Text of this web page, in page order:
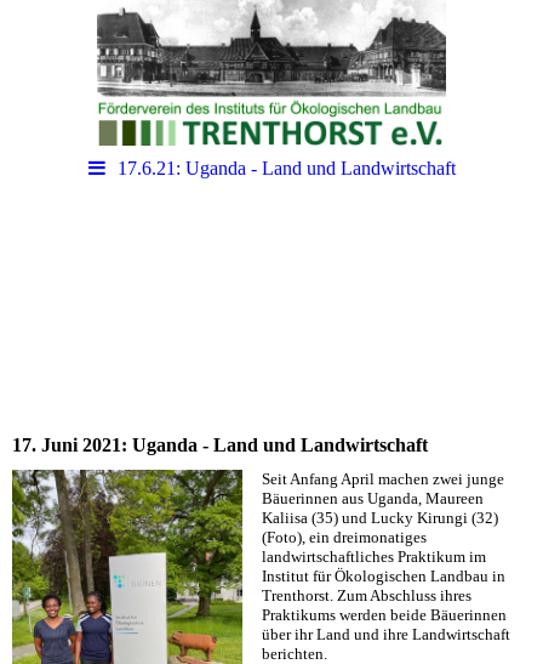
17.6.21: Uganda - Land und Landwirtschaft
17. Juni 2021: Uganda - Land und Landwirtschaft
Seit Anfang April machen zwei junge
Bäuerinnen aus Uganda, Maureen
Kaliisa (35) und Lucky Kirungi (32)
(Foto), ein dreimonatiges
landwirtschaftliches Praktikum im
Institut für Ökologischen Landbau in
Trenthorst. Zum Abschluss ihres
Praktikums werden beide Bäuerinnen
über ihr Land und ihre Landwirtschaft
berichten.